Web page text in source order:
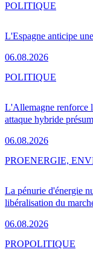
L'Espagne anticipe
06.08.2026
POLITIQUE
L'Allemagne renforce
attaque hybride
06.08.2026
POLITIQUE
La pénurie d'énergie
libéralisation du
06.08.2026
PROENERGIE,
PROPOLITIQUE